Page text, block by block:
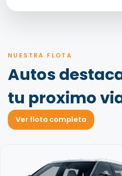
NUESTRA FLOTA
Autos
tu proximo
Ver flota completa